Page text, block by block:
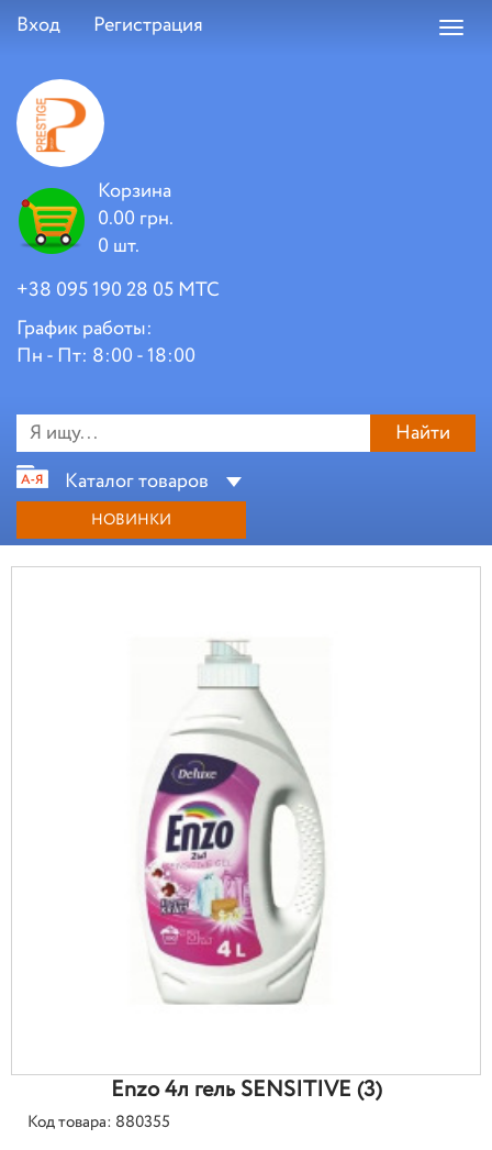
Вход Регистрация
Корзина
0.00 грн.
0 шт.
+38 095 190 28 05 МТС
График работы:
Пн - Пт: 8:00 - 18:00
Найти
Каталог товаров
НОВИНКИ
Enzo 4л гель SENSITIVE (3)
Код товара: 880355